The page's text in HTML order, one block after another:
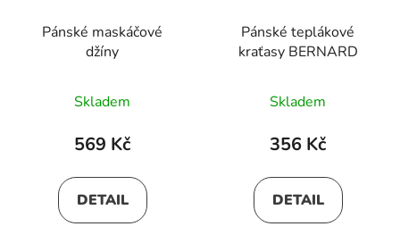
Pánské maskáčové
džíny
Skladem
569 Kč
DETAIL
Pánské teplákové
kraťasy BERNARD
Skladem
356 Kč
DETAIL